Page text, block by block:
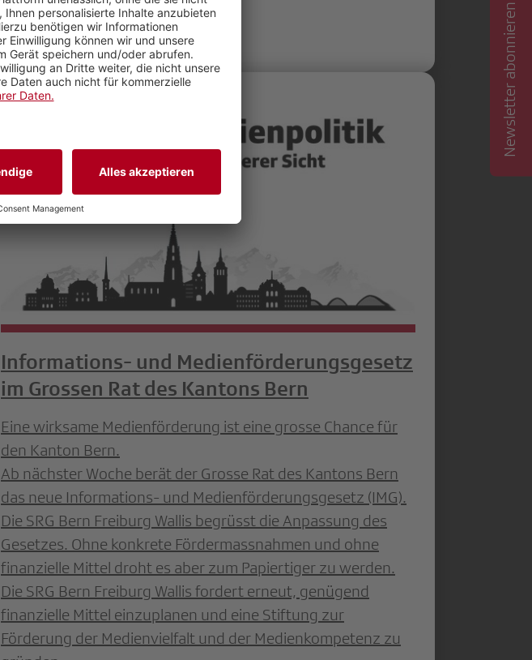
gemeinsam nach vorn.
Weiterlesen
Informations- und Medienförderungsgesetz
im Grossen Rat des Kantons Bern
Eine wirksame Medienförderung ist eine grosse Chance für
den Kanton Bern.
Ab nächster Woche berät der Grosse Rat des Kantons Bern
das neue Informations- und Medienförderungsgesetz (IMG).
Die SRG Bern Freiburg Wallis begrüsst die Anpassung des
Gesetzes. Ohne konkrete Fördermassnahmen und ohne
finanzielle Mittel droht es aber zum Papiertiger zu werden.
Die SRG Bern Freiburg Wallis fordert erneut, genügend
finanzielle Mittel einzuplanen und eine Stiftung zur
Förderung der Medienvielfalt und der Medienkompetenz zu
Newsletter abonnieren